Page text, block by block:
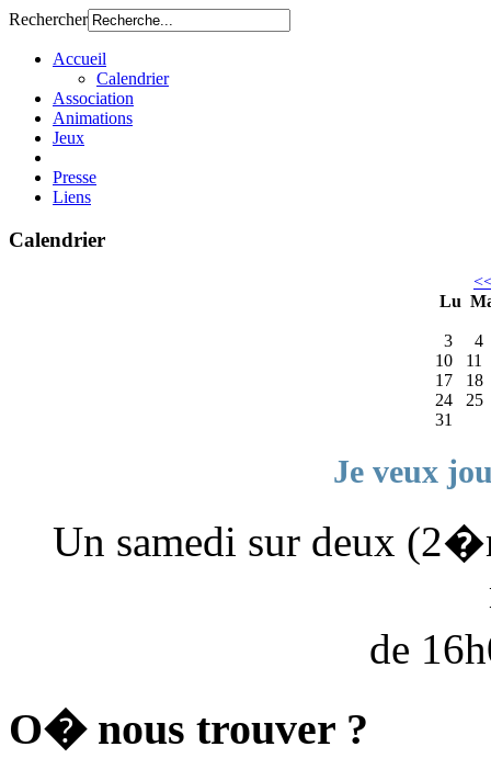
Rechercher
Accueil
Calendrier
Association
Animations
Jeux
Presse
Liens
Calendrier
Lu
3
4
10
11
17
18
24
25
31
Je veux
Un samedi sur deux
de
O� nous trouver ?